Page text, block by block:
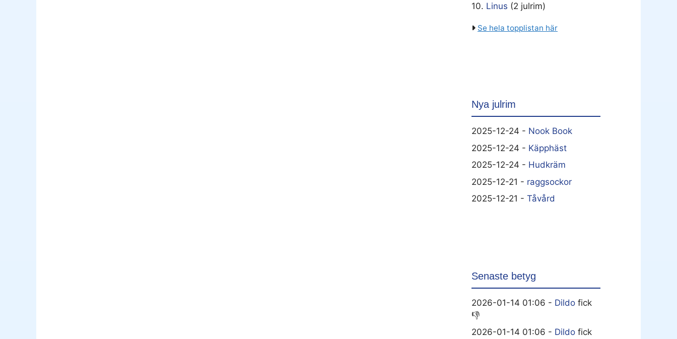
10. Linus (2 julrim)
Se hela topplistan här
Nya julrim
2025-12-24 - Nook Book
2025-12-24 - Käpphäst
2025-12-24 - Hudkräm
2025-12-21 - raggsockor
2025-12-21 - Tåvård
Senaste betyg
2026-01-14 01:06 - Dildo fick
👎
2026-01-14 01:06 - Dildo fick